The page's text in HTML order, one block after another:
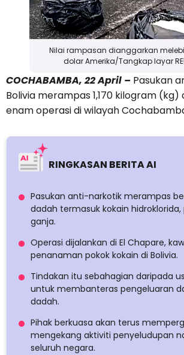
Nilai rampasan dianggarkan
dolar Amerika/Tangkap layar
COCHABAMBA, 22 April – Pasukan
Bolivia merampas 1,170 kilogram
enam operasi di wilayah
RINGKASAN BERITA AI
Pasukan anti-narkotik merampas
dadah termasuk kokain hidroklorida,
ganja.
Operasi dijalankan di El Chapare,
penanaman pokok kokain di Bolivia.
Tindakan itu sebahagian daripada
untuk membanteras pengeluaran
dadah.
Pihak berkuasa akan terus
mengekang aktiviti penyeludupan
seluruh negara.